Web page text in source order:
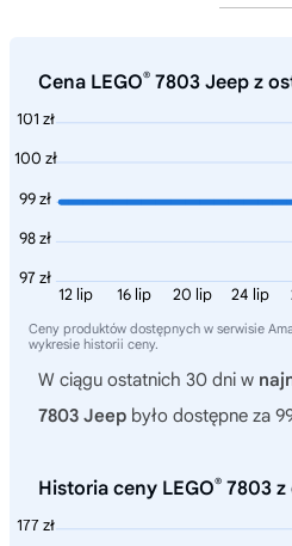
Cena LEGO® 7803 Jeep z
101 zł
100 zł
99 zł
98 zł
97 zł
24 lip
20 lip
16 lip
12 lip
Ceny produktów dostępnych w serwisie
wykresie historii ceny.
W ciągu ostatnich 30 dni w
7803 Jeep było dostępne za
Historia ceny LEGO® 7803 z
177 zł